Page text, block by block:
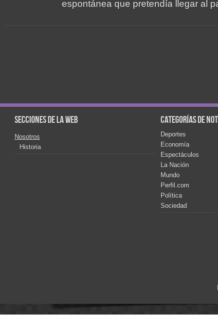
espontánea que pretendía llegar al
Secciones de la web
Nosotros
Historia
Categorías de
Deportes
Economía
Espectáculos
La Nación
Mundo
Perfil.com
Política
Sociedad